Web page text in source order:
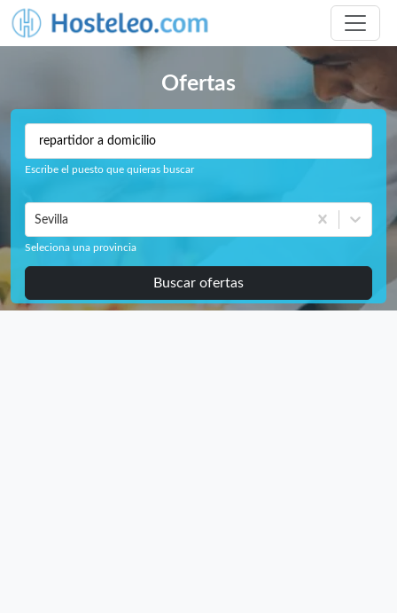
Ofertas
Escribe el puesto que quieras buscar
Sevilla
Seleciona una provincia
Buscar ofertas